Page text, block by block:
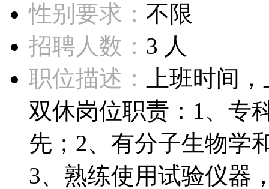
性别要求： 不限
招聘人数： 3 人
职位描述：
上班时间
双休岗位职责：1、专
先；2、有分子生物学
3、熟练使用试验仪器